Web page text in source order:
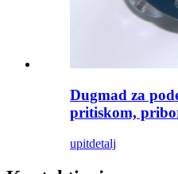
Dugmad za
pritiskom,
upitdetalj